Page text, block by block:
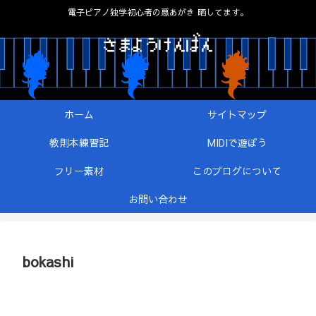
電子ピアノ独学初心者の悪あがき 晒してます。
ホーム
サイトマップ
教則本練習記
MIDIで遊ぼう
フリー素材
このブログについて
お問い合わせ
bokashi